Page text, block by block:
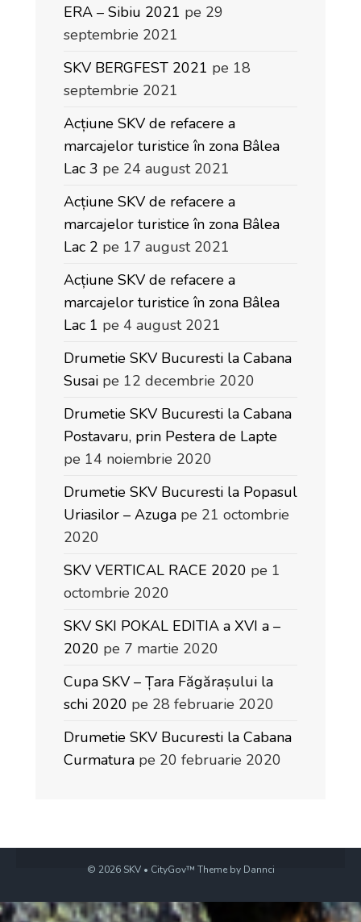
ERA – Sibiu 2021 pe 29
septembrie 2021
SKV BERGFEST 2021 pe 18
septembrie 2021
Acțiune SKV de refacere a
marcajelor turistice în zona Bâlea
Lac 3 pe 24 august 2021
Acțiune SKV de refacere a
marcajelor turistice în zona Bâlea
Lac 2 pe 17 august 2021
Acțiune SKV de refacere a
marcajelor turistice în zona Bâlea
Lac 1 pe 4 august 2021
Drumetie SKV Bucuresti la Cabana
Susai pe 12 decembrie 2020
Drumetie SKV Bucuresti la Cabana
Postavaru, prin Pestera de Lapte
pe 14 noiembrie 2020
Drumetie SKV Bucuresti la Popasul
Uriasilor – Azuga pe 21 octombrie
2020
SKV VERTICAL RACE 2020 pe 1
octombrie 2020
SKV SKI POKAL EDITIA a XVI a –
2020 pe 7 martie 2020
Cupa SKV – Țara Făgărașului la
schi 2020 pe 28 februarie 2020
Drumetie SKV Bucuresti la Cabana
Curmatura pe 20 februarie 2020
© 2026 SKV • CityGov™ Theme by Dannci